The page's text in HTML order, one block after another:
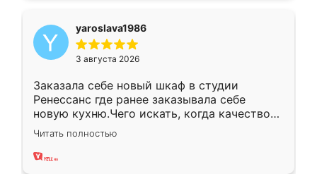
yaroslava1986
3 августа 2026
Заказала себе новый шкаф в студии
Ренессанс где ранее заказывала себе
новую кухню.Чего искать, когда качеством
вполне довольна. Служит кухня уже почти
два года, нареканий нет.
Читать полностью